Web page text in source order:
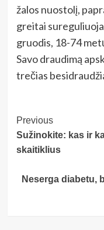
žalos nuostolį,
greitai
gruodis, 18-74
Savo draudimą
trečias
Post
Previous
Sužinokite: kas ir
skaitiklius
Neserga diabetu,